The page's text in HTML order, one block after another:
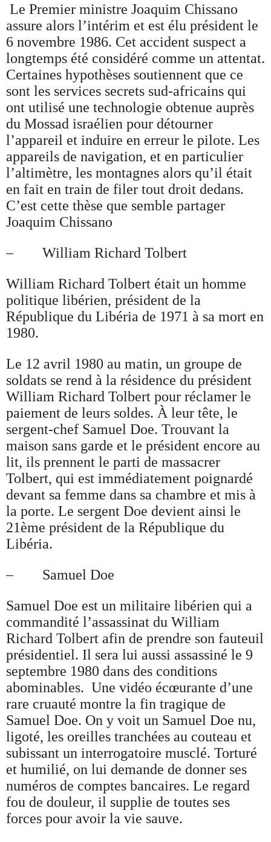
Le Premier ministre Joaquim Chissano
assure alors l’intérim et est élu président le
6 novembre 1986. Cet accident suspect a
longtemps été considéré comme un attentat.
Certaines hypothèses soutiennent que ce
sont les services secrets sud-africains qui
ont utilisé une technologie obtenue auprès
du Mossad israélien pour détourner
l’appareil et induire en erreur le pilote. Les
appareils de navigation, et en particulier
l’altimètre, les montagnes alors qu’il était
en fait en train de filer tout droit dedans.
C’est cette thèse que semble partager
Joaquim Chissano
– William Richard Tolbert
William Richard Tolbert était un homme
politique libérien, président de la
République du Libéria de 1971 à sa mort en
1980.
Le 12 avril 1980 au matin, un groupe de
soldats se rend à la résidence du président
William Richard Tolbert pour réclamer le
paiement de leurs soldes. À leur tête, le
sergent-chef Samuel Doe. Trouvant la
maison sans garde et le président encore au
lit, ils prennent le parti de massacrer
Tolbert, qui est immédiatement poignardé
devant sa femme dans sa chambre et mis à
la porte. Le sergent Doe devient ainsi le
21ème président de la République du
Libéria.
– Samuel Doe
Samuel Doe est un militaire libérien qui a
commandité l’assassinat du William
Richard Tolbert afin de prendre son fauteuil
présidentiel. Il sera lui aussi assassiné le 9
septembre 1980 dans des conditions
abominables. Une vidéo écœurante d’une
rare cruauté montre la fin tragique de
Samuel Doe. On y voit un Samuel Doe nu,
ligoté, les oreilles tranchées au couteau et
subissant un interrogatoire musclé. Torturé
et humilié, on lui demande de donner ses
numéros de comptes bancaires. Le regard
fou de douleur, il supplie de toutes ses
forces pour avoir la vie sauve.